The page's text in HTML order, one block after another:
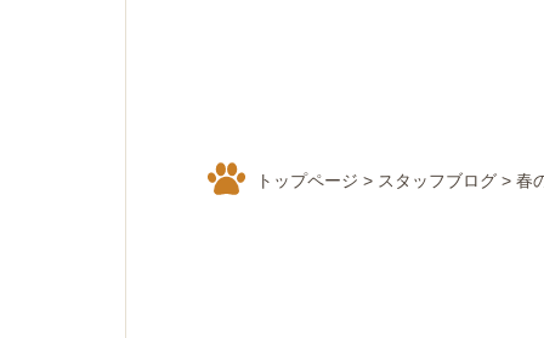
トップページ > スタッフブログ >春